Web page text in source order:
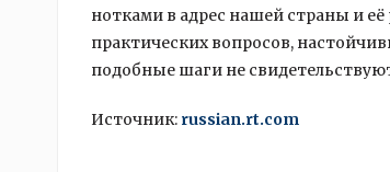
нотками в адрес нашей страны и
практических вопросов,
подобные шаги не
Источник: russian.rt.com